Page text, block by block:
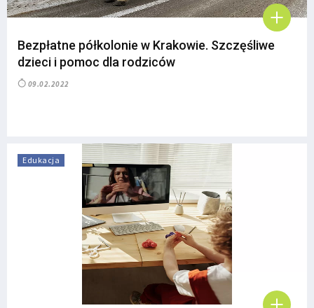
Bezpłatne półkolonie w Krakowie. Szczęśliwe
dzieci i pomoc dla rodziców
09.02.2022
Edukacja